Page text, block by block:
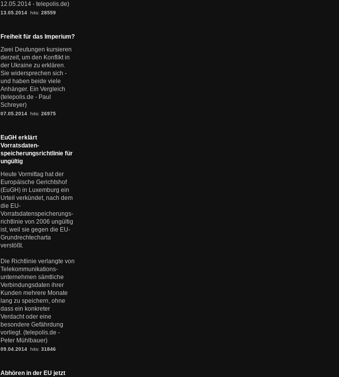
12.05.2014 - telepolis.de)
13.05.2014 hits: 28559
Freiheit für das Imperium?
Zwei Deutungen kursieren
derzeit, um den Konflikt in
der Ukraine zu erklären.
Sie widersprechen sich -
und haben beide viele
Anhänger. Ein Vergleich
(telepolis.de - Paul
Schreyer)
07.05.2014 hits: 26975
EuGH erklärt
Vorratsdaten-
speicherungsrichtlinie für
ungültig
Heute Vormittag hat der
Europäische Gerichtshof
(EuGH) in Luxemburg ein
Urteil verkündet, nach dem
die EU-
Vorratsdatenspeicherungs-
richtlinie von 2006 ungültig
ist, weil sie gegen die EU-
Grundrechtecharta
verstößt.
Die Richtlinie verlangte von
Telekommunikations-
unternehmen sämtliche
Verbindungsdaten ihrer
Kunden mehrere Monate
lang zu speichern, ohne
dass ein konkreter
Verdacht oder eine
besondere Gefährdung
vorliegt. (telepolis.de -
Peter Mühlbauer)
09.04.2014 hits: 31846
Abhören in der EU jetzt